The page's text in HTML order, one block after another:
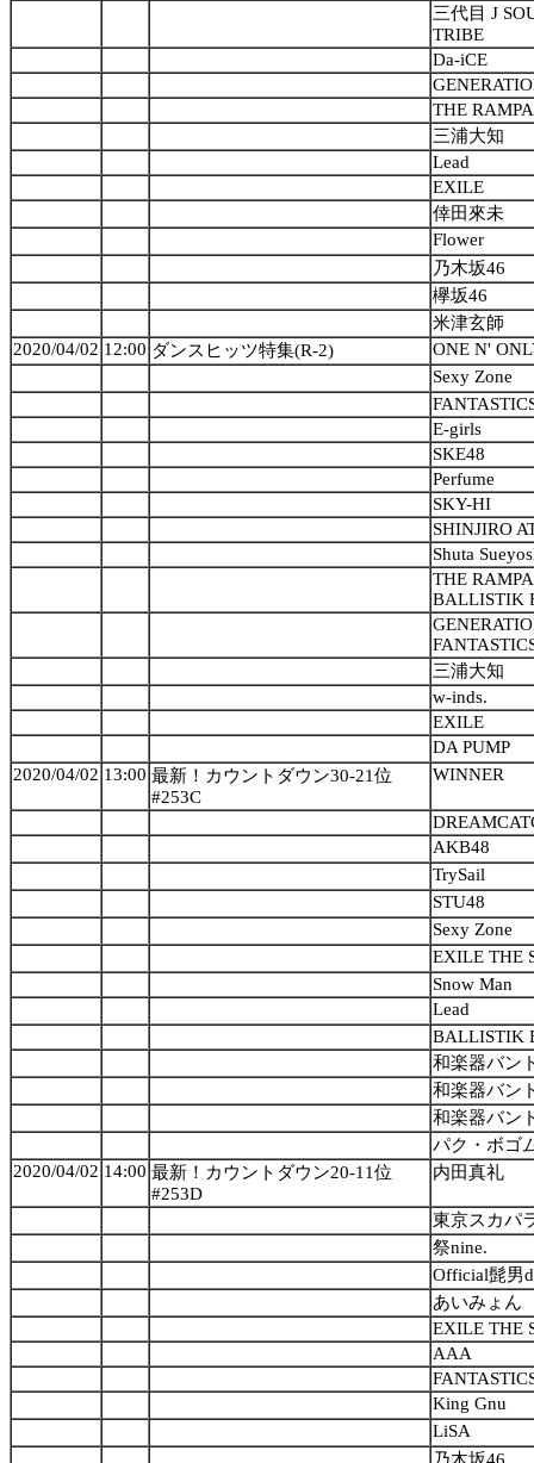
三代目 J
TRIBE
Da-iCE
THE
三浦大知
Lead
EXILE
倖田來未
Flower
乃木坂46
欅坂46
米津玄師
2020/04/02 12:00 ダンスヒッツ特集(R-2)
ONE N'
Sexy Zone
E-girls
SKE48
Perfume
SKY-HI
SHINJIRO
Shuta
THE
BALLISTIK
三浦大知
w-inds.
EXILE
DA PUMP
2020/04/02 13:00 最新！カウントダウン30-21位
#253C
WINNER
AKB48
TrySail
STU48
Sexy Zone
EXILE THE
Snow Man
Lead
BALLISTIK
和楽器バン
和楽器バン
和楽器バン
パク・ボゴ
2020/04/02 14:00 最新！カウントダウン20-11位
#253D
内田真礼
東京スカパ
祭nine.
Official髭男
あいみょん
EXILE THE
AAA
King Gnu
LiSA